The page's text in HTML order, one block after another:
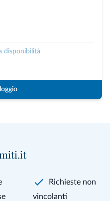
disponibilità
Richieste non
vincolanti